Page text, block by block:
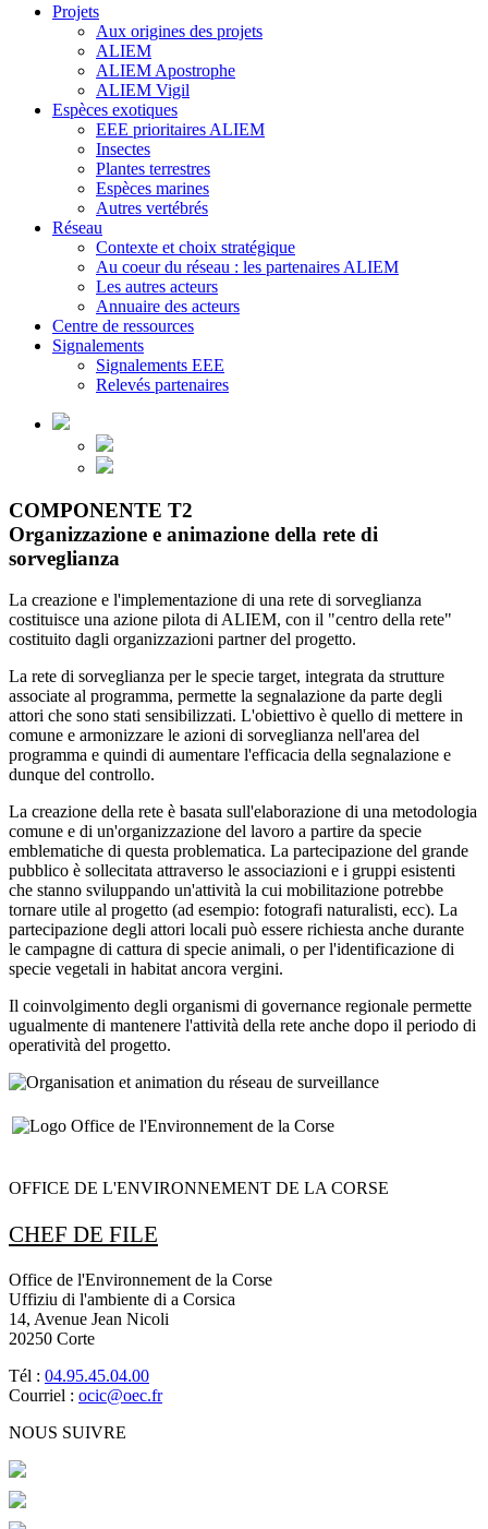
Projets
Aux origines des projets
ALIEM
ALIEM Apostrophe
ALIEM Vigil
Espèces exotiques
EEE prioritaires ALIEM
Insectes
Plantes terrestres
Espèces marines
Autres vertébrés
Réseau
Contexte et choix stratégique
Au coeur du réseau : les partenaires ALIEM
Les autres acteurs
Annuaire des acteurs
Centre de ressources
Signalements
Signalements EEE
Relevés partenaires
COMPONENTE T2
Organizzazione e animazione della rete di
sorveglianza
La creazione e l'implementazione di una rete di sorveglianza
costituisce una azione pilota di ALIEM, con il "centro della rete"
costituito dagli organizzazioni partner del progetto.
La rete di sorveglianza per le specie target, integrata da strutture
associate al programma, permette la segnalazione da parte degli
attori che sono stati sensibilizzati. L'obiettivo è quello di mettere in
comune e armonizzare le azioni di sorveglianza nell'area del
programma e quindi di aumentare l'efficacia della segnalazione e
dunque del controllo.
La creazione della rete è basata sull'elaborazione di una metodologia
comune e di un'organizzazione del lavoro a partire da specie
emblematiche di questa problematica. La partecipazione del grande
pubblico è sollecitata attraverso le associazioni e i gruppi esistenti
che stanno sviluppando un'attività la cui mobilitazione potrebbe
tornare utile al progetto (ad esempio: fotografi naturalisti, ecc). La
partecipazione degli attori locali può essere richiesta anche durante
le campagne di cattura di specie animali, o per l'identificazione di
specie vegetali in habitat ancora vergini.
Il coinvolgimento degli organismi di governance regionale permette
ugualmente di mantenere l'attività della rete anche dopo il periodo di
operatività del progetto.
OFFICE DE L'ENVIRONNEMENT DE LA CORSE
CHEF DE FILE
Office de l'Environnement de la Corse
Uffiziu di l'ambiente di a Corsica
14, Avenue Jean Nicoli
20250 Corte
Tél : 04.95.45.04.00
Courriel : ocic@oec.fr
NOUS SUIVRE